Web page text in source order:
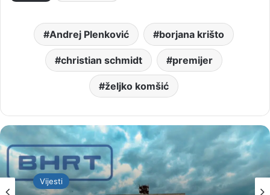
Andrej Plenković borjana krišto
christian schmidt premijer
željko komšić
Vijesti